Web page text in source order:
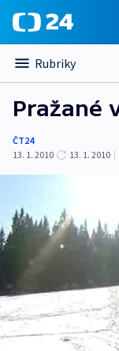
Rubriky
Pražané
ČT24
13. 1. 2010
13. 1. 2010 |